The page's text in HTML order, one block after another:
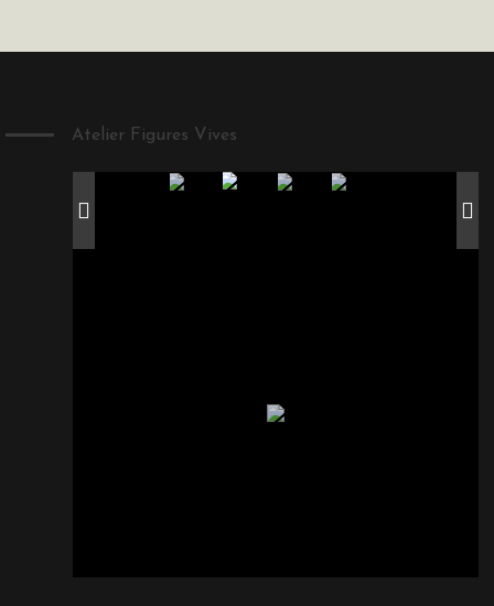
Atelier Figures Vives